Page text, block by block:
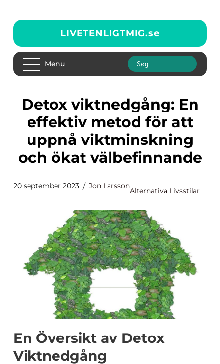
LIVETENLIGTMIG.se
Menu
Detox viktnedgång: En
effektiv metod för att
uppnå viktminskning
och ökat välbefinnande
20 september 2023 Jon Larsson
Alternativa Livsstilar
En Översikt av Detox
Viktnedgång